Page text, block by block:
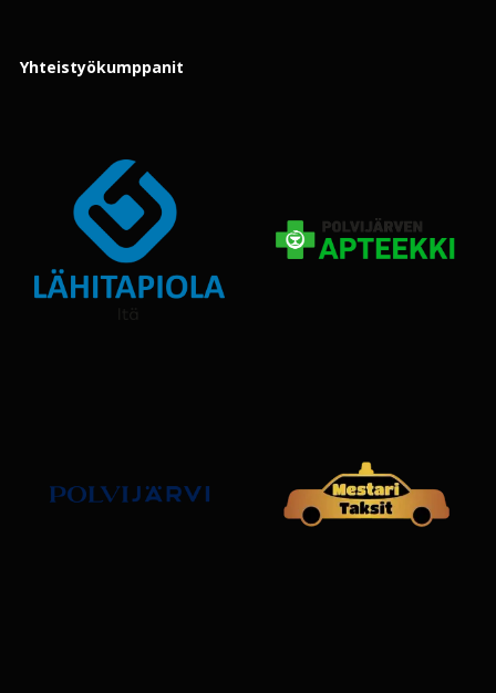
Yhteistyökumppanit